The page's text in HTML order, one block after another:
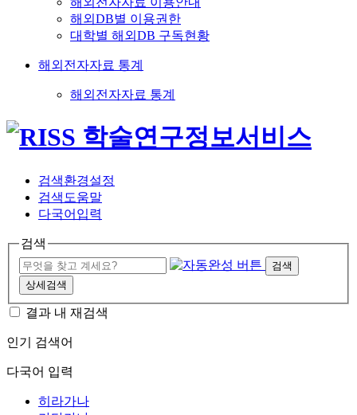
해외DB별 이용권한
대학별 해외DB 구독현황
해외전자자료 통계
해외전자자료 통계
검색환경설정
검색도움말
다국어입력
검색
검색
상세검색
결과 내 재검색
인기 검색어
다국어 입력
히라가나